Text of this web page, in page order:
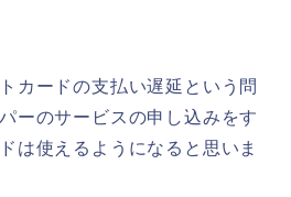
カードの支払い遅延という問
ーのサービスの申し込みをす
は使えるようになると思いま